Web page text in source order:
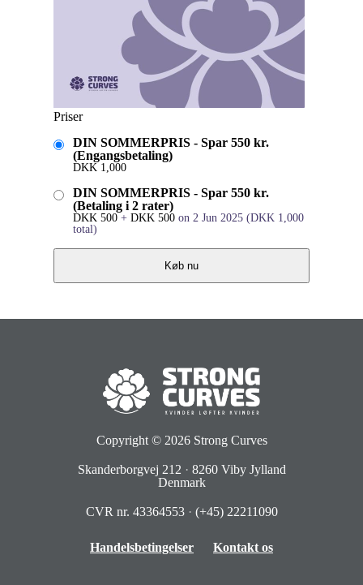
Priser
DIN SOMMERPRIS - Spar 550 kr.
(Engangsbetaling)
DKK 1,000
DIN SOMMERPRIS - Spar 550 kr.
(Betaling i 2 rater)
DKK 500 + DKK 500 on 2 Jun 2025 (DKK 1,000
total)
Køb nu
Copyright © 2026 Strong Curves
Skanderborgvej 212 · 8260 Viby Jylland
Denmark
CVR nr. 43364553 · (+45) 22211090
Handelsbetingelser Kontakt os